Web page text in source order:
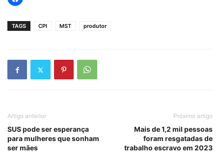
TAGS CPI MST produtor
Artigo anterior
SUS pode ser esperança
para mulheres que sonham
ser mães
Próximo artigo
Mais de 1,2 mil pessoas
foram resgatadas de
trabalho escravo em 2023